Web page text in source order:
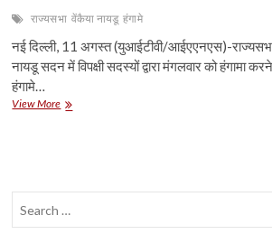
राज्यसभा वेंकैया नायडू हंगामे
नई दिल्ली, 11 अगस्त (युआईटीवी/आईएएनएस)-
नायडू सदन में विपक्षी सदस्यों द्वारा मंगलवार को हंगामा
हंगामे…
View Moreराज्यसभा
नायडू